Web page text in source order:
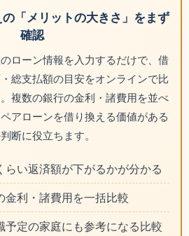
「メリットの大きさ」をまず
確認
ローン情報を入力するだけで、借
総支払額の目安をオンラインで比
複数の銀行の金利・諸費用を並べ
アローンを借り換える価値がある
断に役立ちます。
らい返済額が下がるかが分かる
金利・諸費用を一括比較
予定の家庭にも参考になる比較